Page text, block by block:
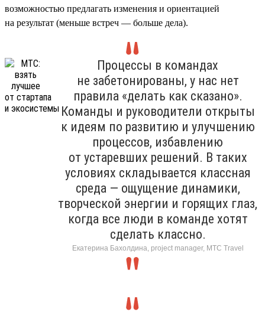
возможностью предлагать изменения и ориентацией
на результат (меньше встреч — больше дела).
Процессы в командах
не забетонированы, у нас нет
правила «делать как сказано».
Команды и руководители открыты
к идеям по развитию и улучшению
процессов, избавлению
от устаревших решений. В таких
условиях складывается классная
среда — ощущение динамики,
творческой энергии и горящих глаз,
когда все люди в команде хотят
сделать классно.
Екатерина Бахолдина, project manager, МТС Travel